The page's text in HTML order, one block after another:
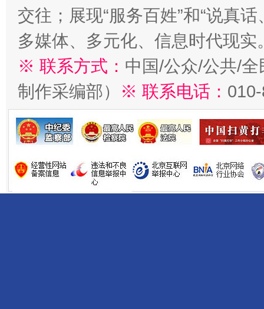
交往；展现“服务百姓”和“说真
多媒体、多元化、信息时代现实
※ 联系方式： 中国/公众/公共/
制作采编部）
※ 联系电话：